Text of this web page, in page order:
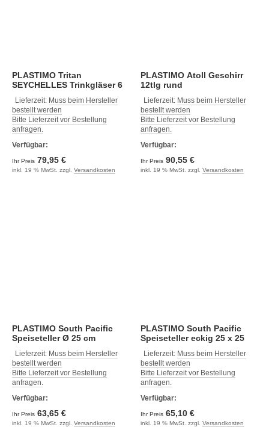
PLASTIMO Tritan
SEYCHELLES Trinkgläser 6
Lieferzeit: Muss beim Hersteller
bestellt werden
Bitte Lieferzeit vor Bestellung
anfragen.
Verfügbar:
Ihr Preis 79,95 €
inkl. 19 % MwSt. zzgl. Versandkosten
PLASTIMO Atoll Geschirr
12tlg rund
Lieferzeit: Muss beim Hersteller
bestellt werden
Bitte Lieferzeit vor Bestellung
anfragen.
Verfügbar:
Ihr Preis 90,55 €
inkl. 19 % MwSt. zzgl. Versandkosten
PLASTIMO South Pacific
Speiseteller Ø 25 cm
Lieferzeit: Muss beim Hersteller
bestellt werden
Bitte Lieferzeit vor Bestellung
anfragen.
Verfügbar:
Ihr Preis 63,65 €
inkl. 19 % MwSt. zzgl. Versandkosten
PLASTIMO South Pacific
Speiseteller eckig 25 x 25
Lieferzeit: Muss beim Hersteller
bestellt werden
Bitte Lieferzeit vor Bestellung
anfragen.
Verfügbar:
Ihr Preis 65,10 €
inkl. 19 % MwSt. zzgl. Versandkosten